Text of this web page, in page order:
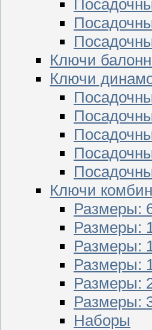
Ключи
Ключи
Ключи
Размеры:
Размеры:
Размеры:
Размеры:
Размеры:
Размеры:
Наборы